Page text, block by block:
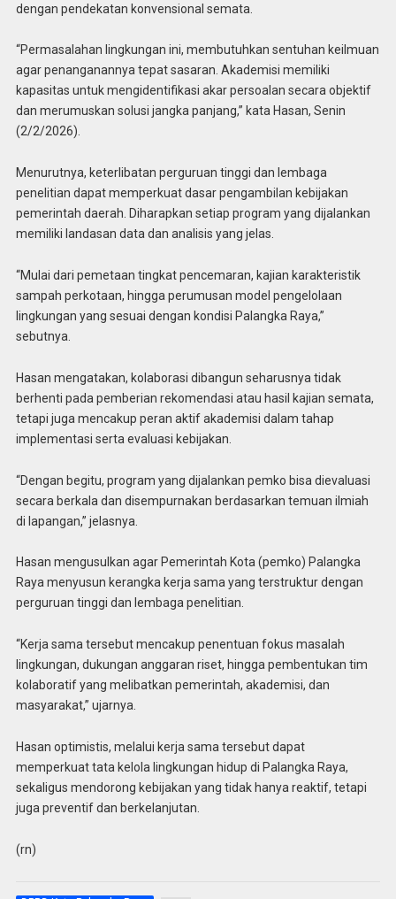
dengan pendekatan konvensional semata.
“Permasalahan lingkungan ini, membutuhkan sentuhan keilmuan
agar penanganannya tepat sasaran. Akademisi memiliki
kapasitas untuk mengidentifikasi akar persoalan secara objektif
dan merumuskan solusi jangka panjang,” kata Hasan, Senin
(2/2/2026).
Menurutnya, keterlibatan perguruan tinggi dan lembaga
penelitian dapat memperkuat dasar pengambilan kebijakan
pemerintah daerah. Diharapkan setiap program yang dijalankan
memiliki landasan data dan analisis yang jelas.
“Mulai dari pemetaan tingkat pencemaran, kajian karakteristik
sampah perkotaan, hingga perumusan model pengelolaan
lingkungan yang sesuai dengan kondisi Palangka Raya,”
sebutnya.
Hasan mengatakan, kolaborasi dibangun seharusnya tidak
berhenti pada pemberian rekomendasi atau hasil kajian semata,
tetapi juga mencakup peran aktif akademisi dalam tahap
implementasi serta evaluasi kebijakan.
“Dengan begitu, program yang dijalankan pemko bisa dievaluasi
secara berkala dan disempurnakan berdasarkan temuan ilmiah
di lapangan,” jelasnya.
Hasan mengusulkan agar Pemerintah Kota (pemko) Palangka
Raya menyusun kerangka kerja sama yang terstruktur dengan
perguruan tinggi dan lembaga penelitian.
“Kerja sama tersebut mencakup penentuan fokus masalah
lingkungan, dukungan anggaran riset, hingga pembentukan tim
kolaboratif yang melibatkan pemerintah, akademisi, dan
masyarakat,” ujarnya.
Hasan optimistis, melalui kerja sama tersebut dapat
memperkuat tata kelola lingkungan hidup di Palangka Raya,
sekaligus mendorong kebijakan yang tidak hanya reaktif, tetapi
juga preventif dan berkelanjutan.
(rn)